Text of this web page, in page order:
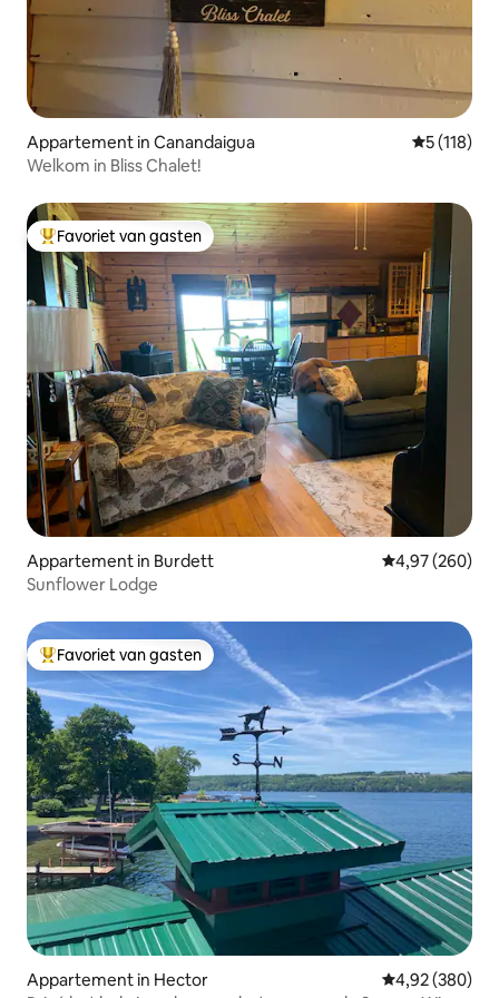
Appartement in Canandaigua
5 (118)
Welkom in Bliss Chalet!
Topfavoriet van gasten
Favoriet van gasten
Appartement in Burdett Gemiddelde
4,97 (260)
Sunflower Lodge
Topfavoriet van gasten
Favoriet van gasten
Appartement in Hector Gemiddelde
4,92 (380)